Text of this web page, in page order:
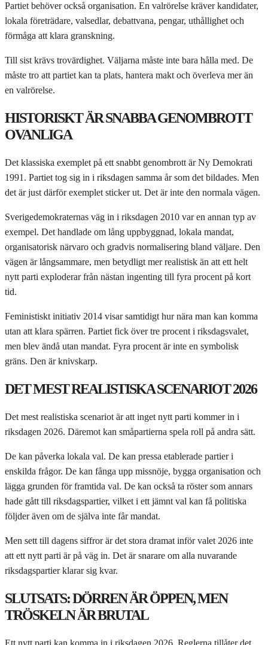
Partiet behöver också organisation. En valrörelse kräver kandidater,
lokala företrädare, valsedlar, debattvana, pengar, uthållighet och
förmåga att klara granskning.
Till sist krävs trovärdighet. Väljarna måste inte bara hålla med. De
måste tro att partiet kan ta plats, hantera makt och överleva mer än
en valrörelse.
HISTORISKT ÄR SNABBA GENOMBROTT
OVANLIGA
Det klassiska exemplet på ett snabbt genombrott är Ny Demokrati
1991. Partiet tog sig in i riksdagen samma år som det bildades. Men
det är just därför exemplet sticker ut. Det är inte den normala vägen.
Sverigedemokraternas väg in i riksdagen 2010 var en annan typ av
exempel. Det handlade om lång uppbyggnad, lokala mandat,
organisatorisk närvaro och gradvis normalisering bland väljare. Den
vägen är långsammare, men betydligt mer realistisk än att ett helt
nytt parti exploderar från nästan ingenting till fyra procent på kort
tid.
Feministiskt initiativ 2014 visar samtidigt hur nära man kan komma
utan att klara spärren. Partiet fick över tre procent i riksdagsvalet,
men blev ändå utan mandat. Fyra procent är inte en symbolisk
gräns. Den är knivskarp.
DET MEST REALISTISKA SCENARIOT 2026
Det mest realistiska scenariot är att inget nytt parti kommer in i
riksdagen 2026. Däremot kan småpartierna spela roll på andra sätt.
De kan påverka lokala val. De kan pressa etablerade partier i
enskilda frågor. De kan fånga upp missnöje, bygga organisation och
lägga grunden för framtida val. De kan också ta röster som annars
hade gått till riksdagspartier, vilket i ett jämnt val kan få politiska
följder även om de själva inte får mandat.
Men sett till dagens siffror är det stora dramat inför valet 2026 inte
att ett nytt parti är på väg in. Det är snarare om alla nuvarande
riksdagspartier klarar sig kvar.
SLUTSATS: DÖRREN ÄR ÖPPEN, MEN
TRÖSKELN ÄR BRUTAL
Ett nytt parti kan komma in i riksdagen 2026. Reglerna tillåter det,